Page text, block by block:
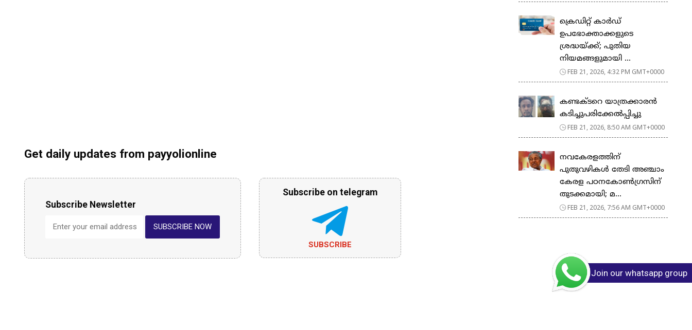
Get daily updates from payyolionline
Subscribe Newsletter
SUBSCRIBE NOW
Subscribe on telegram
SUBSCRIBE
ക്രെഡിറ്റ് കാർഡ്
ഉപഭോക്താക്കളുടെ
ശ്രദ്ധയ്ക്ക്; പുതിയ
നിയമങ്ങളുമായി ...
FEB 21, 2026, 4:32 PM GMT+0000
കണ്ടക്ടറെ യാത്രക്കാരൻ
കടിച്ചുപരിക്കേൽപ്പിച്ചു
FEB 21, 2026, 8:50 AM GMT+0000
നവകേരളത്തിന്
പുതുവഴികൾ തേടി അഞ്ചാം
കേരള പഠനകോൺഗ്രസിന്
തുടക്കമായി; മ...
FEB 21, 2026, 7:56 AM GMT+0000
Join our whatsapp group